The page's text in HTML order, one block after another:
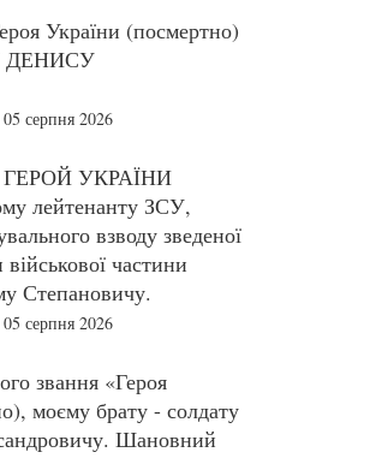
України (посмертно)
ДЕНИСУ
05 серпня 2026
ГЕРОЙ УКРАЇНИ
лейтенанту ЗСУ,
взводу зведеної
частини
Степановичу.
05 серпня 2026
звання «Героя
моєму брату - солдату
Шановний